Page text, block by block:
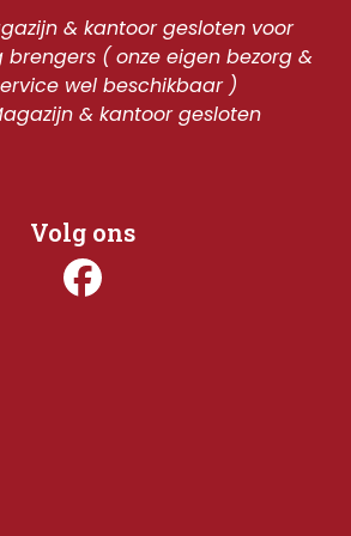
& kantoor gesloten voor
( onze eigen bezorg &
wel beschikbaar )
& kantoor gesloten
Volg ons